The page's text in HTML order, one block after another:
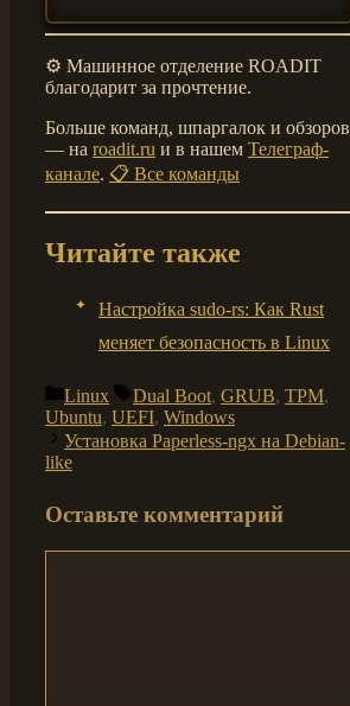
⚙️ Машинное отделение ROADIT
благодарит за прочтение.
Больше команд, шпаргалок и обзоров
— на roadit.ru и в нашем Телеграф-
канале. 📋 Все команды
Читайте также
Настройка sudo-rs: Как Rust
меняет безопасность в Linux
Рубрики
Linux Метки
Dual Boot, GRUB, TPM,
Ubuntu, UEFI, Windows
Установка Paperless-ngx на Debian-
like
Оставьте комментарий